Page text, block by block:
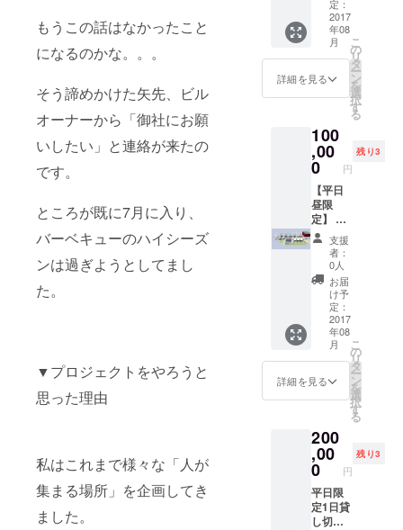
もうこの話はなかったこと
になるのかな。。。
そう諦めかけた矢先、ビル
オーナーから「御社にお願
いしたい」と連絡が来たの
です。
ところが既に7月に入り、
バーベキューのハイシーズ
ンは過ぎようとしてまし
た。
▼プロジェクトをやろうと
思った理由
私はこれまで様々な「人が
集まる場所」を企画してき
ました。
ケベッ
ク恵み
豚 ・
チャッ
クアイ
ロール
ジーラ
ンドス
プリン
グラム
・ソー
セージ
・有機
野菜4〜
5種 ・
トル
ティー
ヤ ・特
製BBQ
ソース
・お通
し
ローズ
マリー
機） ＜
利用可
能時間
帯＞ 日
にちは
ご希望
の日で
人5000
円） ＜
セット
内容＞
・鶏も
も肉 ・
ケベッ
豚 ・
チャッ
クアイ
ロール
（牛
肉） ・
ニュー
ジーラ
ンドス
プリン
グラム
・ソー
セージ
・有機
野菜4〜
5種 ・
トル
ティー
ヤ ・特
製BBQ
・お通
し
ローズ
マリー
ロース
トポテ
ト（有
定：
2017
年08
月
詳細を見る
こ
の
リ
タ
ー
ン
を
選
択
す
る
100
,00
0 円
残り3
【平日
昼限
定】 場
所貸し
切り
（11:00
〜
18:00）
(BBQグ
リルの
貸し出
しは別
途料金
がかか
ります)
支援
者：
0人
お届
け予
定：
2017
年08
月
詳細を見る
こ
の
リ
タ
ー
ン
を
選
択
す
る
200
,00
0 円
残り3
平日限
定1日貸
し切り